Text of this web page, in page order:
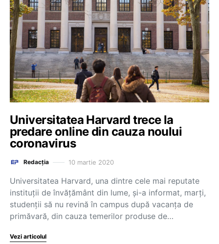
Universitatea Harvard trece la
predare online din cauza noului
coronavirus
Redacția 10 martie 2020
Universitatea Harvard, una dintre cele mai reputate
instituții de învățământ din lume, și-a informat, marți,
studenții să nu revină în campus după vacanța de
primăvară, din cauza temerilor produse de…
Vezi articolul